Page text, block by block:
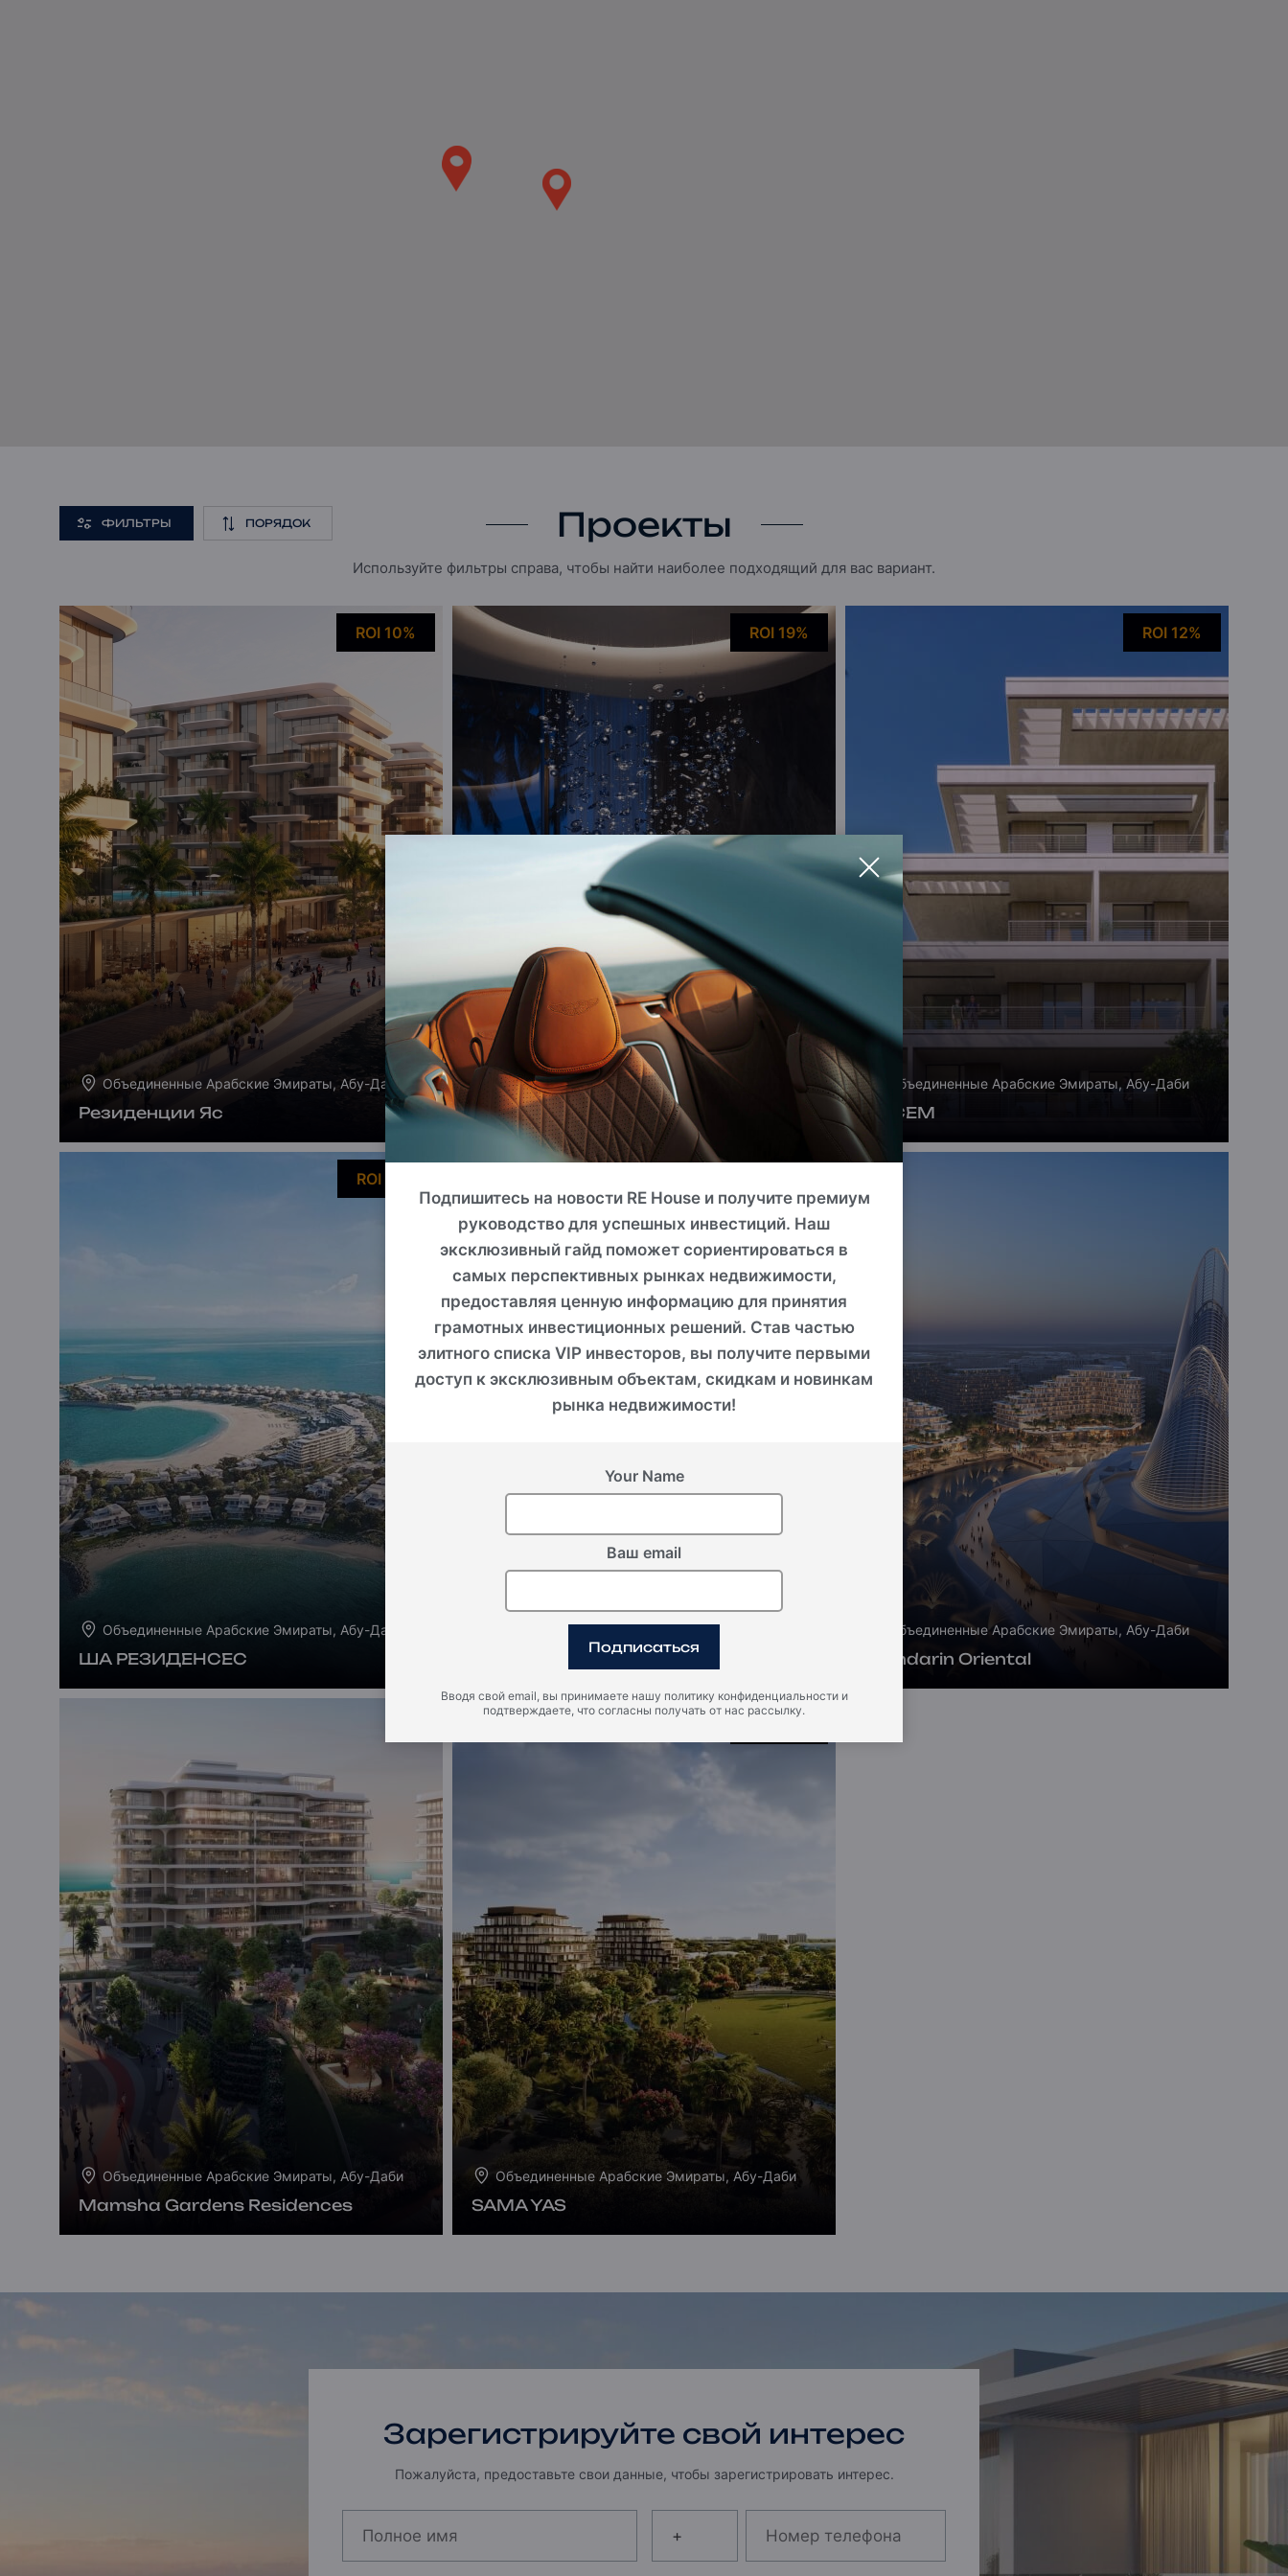
Проекты
Используйте фильтры справа, чтобы найти наиболее подходящий для вас вариант.
ФИЛЬТРЫ ПОРЯДОК
ROI 10%
Объединенные Арабские Эмираты, Абу-Даби
Резиденции Яс
ROI 19%
Объединенные Арабские Эмираты, Абу-Даби
JACOB & CO. ЖИЗНЬ НА
ПОБЕРЕЖЬЕ
ROI 12%
Объединенные Арабские Эмираты, Абу-Даби
НАСЕМ
ROI 18%
Объединенные Арабские Эмираты, Абу-Даби
ША РЕЗИДЕНСЕС
Объединенные Арабские Эмираты, Абу-Даби
ФАХИД БИЧ РЕЗИДЕНС
Объединенные Арабские Эмираты, Абу-Даби
Mandarin Oriental
Объединенные Арабские Эмираты, Абу-Даби
Mamsha Gardens Residences
Объединенные Арабские Эмираты, Абу-Даби
SAMA YAS
Зарегистрируйте свой интерес
Пожалуйста, предоставьте свои данные, чтобы зарегистрировать интерес.
Подпишитесь на новости RE House и получите премиум
руководство для успешных инвестиций. Наш
эксклюзивный гайд поможет сориентироваться в
самых перспективных рынках недвижимости,
предоставляя ценную информацию для принятия
грамотных инвестиционных решений. Став частью
элитного списка VIP инвесторов, вы получите первыми
доступ к эксклюзивным объектам, скидкам и новинкам
рынка недвижимости!
Your Name
Ваш email
Подписаться
Вводя свой email, вы принимаете нашу политику конфиденциальности и
подтверждаете, что согласны получать от нас рассылку.